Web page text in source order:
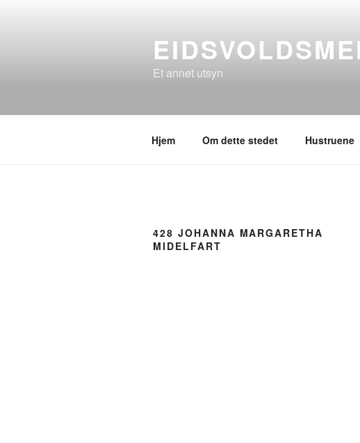
Et annet utsyn
Hjem Om dette stedet Hustruene
428 JOHANNA MARGARETHA
MIDELFART